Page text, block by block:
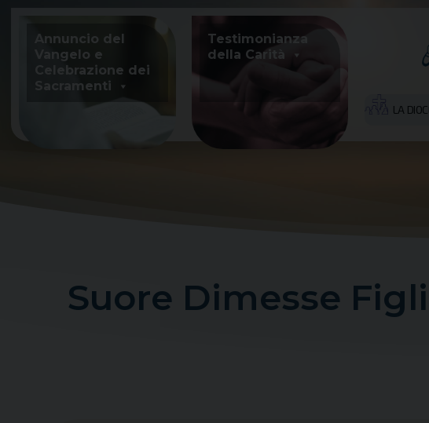
content
Annuncio del
Vangelo e
Celebrazione dei
Sacramenti
Testimonianza
della Carità
LA
Suore Dimesse